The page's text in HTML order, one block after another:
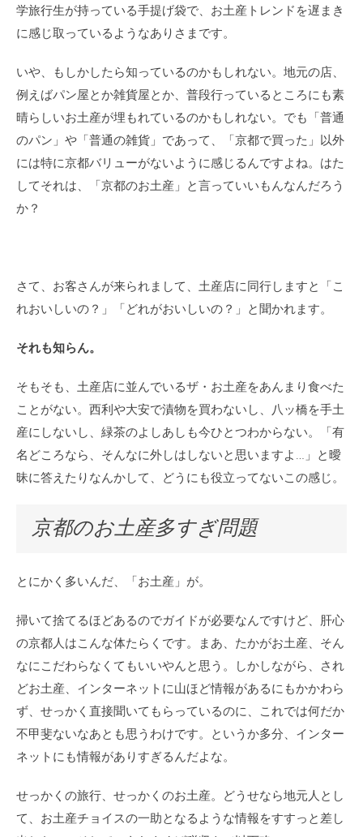
学旅行生が持っている手提げ袋で、お土産トレンドを遅まき
に感じ取っているようなありさまです。
いや、もしかしたら知っているのかもしれない。地元の店、
例えばパン屋とか雑貨屋とか、普段行っているところにも素
晴らしいお土産が埋もれているのかもしれない。でも「普通
のパン」や「普通の雑貨」であって、「京都で買った」以外
には特に京都バリューがないように感じるんですよね。はた
してそれは、「京都のお土産」と言っていいもんなんだろう
か？
さて、お客さんが来られまして、土産店に同行しますと「こ
れおいしいの？」「どれがおいしいの？」と聞かれます。
それも知らん。
そもそも、土産店に並んでいるザ・お土産をあんまり食べた
ことがない。西利や大安で漬物を買わないし、八ッ橋を手土
産にしないし、緑茶のよしあしも今ひとつわからない。「有
名どころなら、そんなに外しはしないと思いますよ…」と曖
昧に答えたりなんかして、どうにも役立ってないこの感じ。
京都のお土産多すぎ問題
とにかく多いんだ、「お土産」が。
掃いて捨てるほどあるのでガイドが必要なんですけど、肝心
の京都人はこんな体たらくです。まあ、たかがお土産、そん
なにこだわらなくてもいいやんと思う。しかしながら、され
どお土産、インターネットに山ほど情報があるにもかかわら
ず、せっかく直接聞いてもらっているのに、これでは何だか
不甲斐ないなあとも思うわけです。というか多分、インター
ネットにも情報がありすぎるんだよな。
せっかくの旅行、せっかくのお土産。どうせなら地元人とし
て、お土産チョイスの一助となるような情報をすすっと差し